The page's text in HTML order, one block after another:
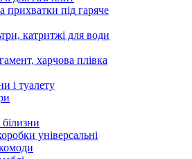
прихватки під гаряче
катритжі для води
харчова плівка
і туалету
універсальні